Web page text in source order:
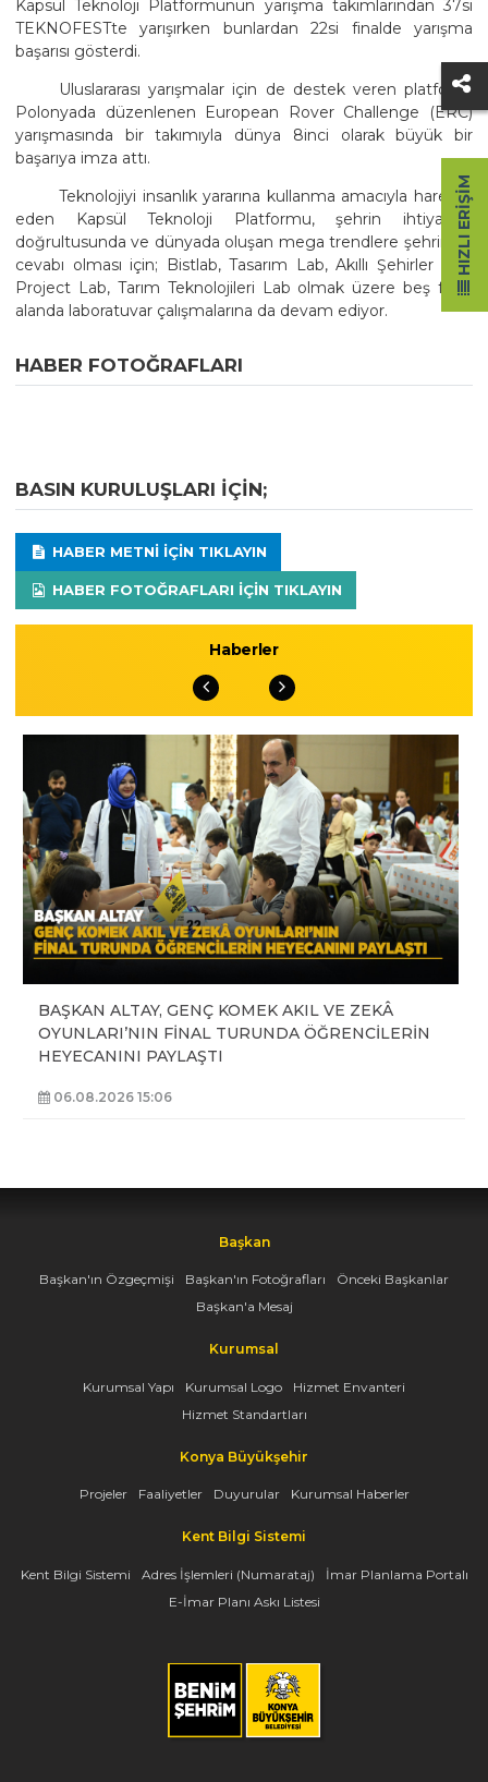
Kapsül Teknoloji Platformunun yarışma takımlarından 37si
TEKNOFESTte yarışırken bunlardan 22si finalde yarışma
başarısı gösterdi.
Uluslararası yarışmalar için de destek veren platform,
Polonyada düzenlenen European Rover Challenge (ERC)
yarışmasında bir takımıyla dünya 8inci olarak büyük bir
başarıya imza attı.
Teknolojiyi insanlık yararına kullanma amacıyla hareket
eden Kapsül Teknoloji Platformu, şehrin ihtiyaçları
doğrultusunda ve dünyada oluşan mega trendlere şehrin bir
cevabı olması için; Bistlab, Tasarım Lab, Akıllı Şehirler Lab,
Project Lab, Tarım Teknolojileri Lab olmak üzere beş farklı
alanda laboratuvar çalışmalarına da devam ediyor.
HABER FOTOĞRAFLARI
BASIN KURULUŞLARI IÇIN;
HABER METNI IÇIN TIKLAYIN
HABER FOTOĞRAFLARI IÇIN TIKLAYIN
Haberler
BAŞKAN ALTAY, GENÇ KOMEK AKIL VE ZEKÂ
OYUNLARI’NIN FİNAL TURUNDA ÖĞRENCİLERİN
HEYECANINI PAYLAŞTI
06.08.2026 15:06
Başkan
Başkan'ın Özgeçmişi Başkan'ın Fotoğrafları
Önceki Başkanlar
Başkan'a Mesaj
Kurumsal
Kurumsal Yapı Kurumsal Logo
Hizmet Envanteri
Hizmet Standartları
Konya Büyükşehir
Projeler Faaliyetler Duyurular Kurumsal Haberler
Kent Bilgi Sistemi
Kent Bilgi Sistemi Adres İşlemleri (Numarataj)
İmar Planlama Portalı
E-İmar Planı Askı Listesi
HIZLI ERIŞIM